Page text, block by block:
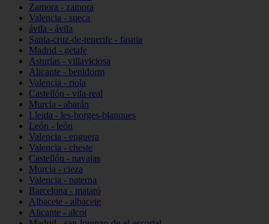
Zamora - zamora
Valencia - sueca
ávila - ávila
Santa-cruz-de-tenerife - fasnia
Madrid - getafe
Asturias - villaviciosa
Alicante - benidorm
Valencia - riola
Castellón - vila-real
Murcia - abarán
Lleida - les-borges-blanques
León - león
Valencia - enguera
Valencia - cheste
Castellón - navajas
Murcia - cieza
Valencia - paterna
Barcelona - mataró
Albacete - albacete
Alicante - alcoi